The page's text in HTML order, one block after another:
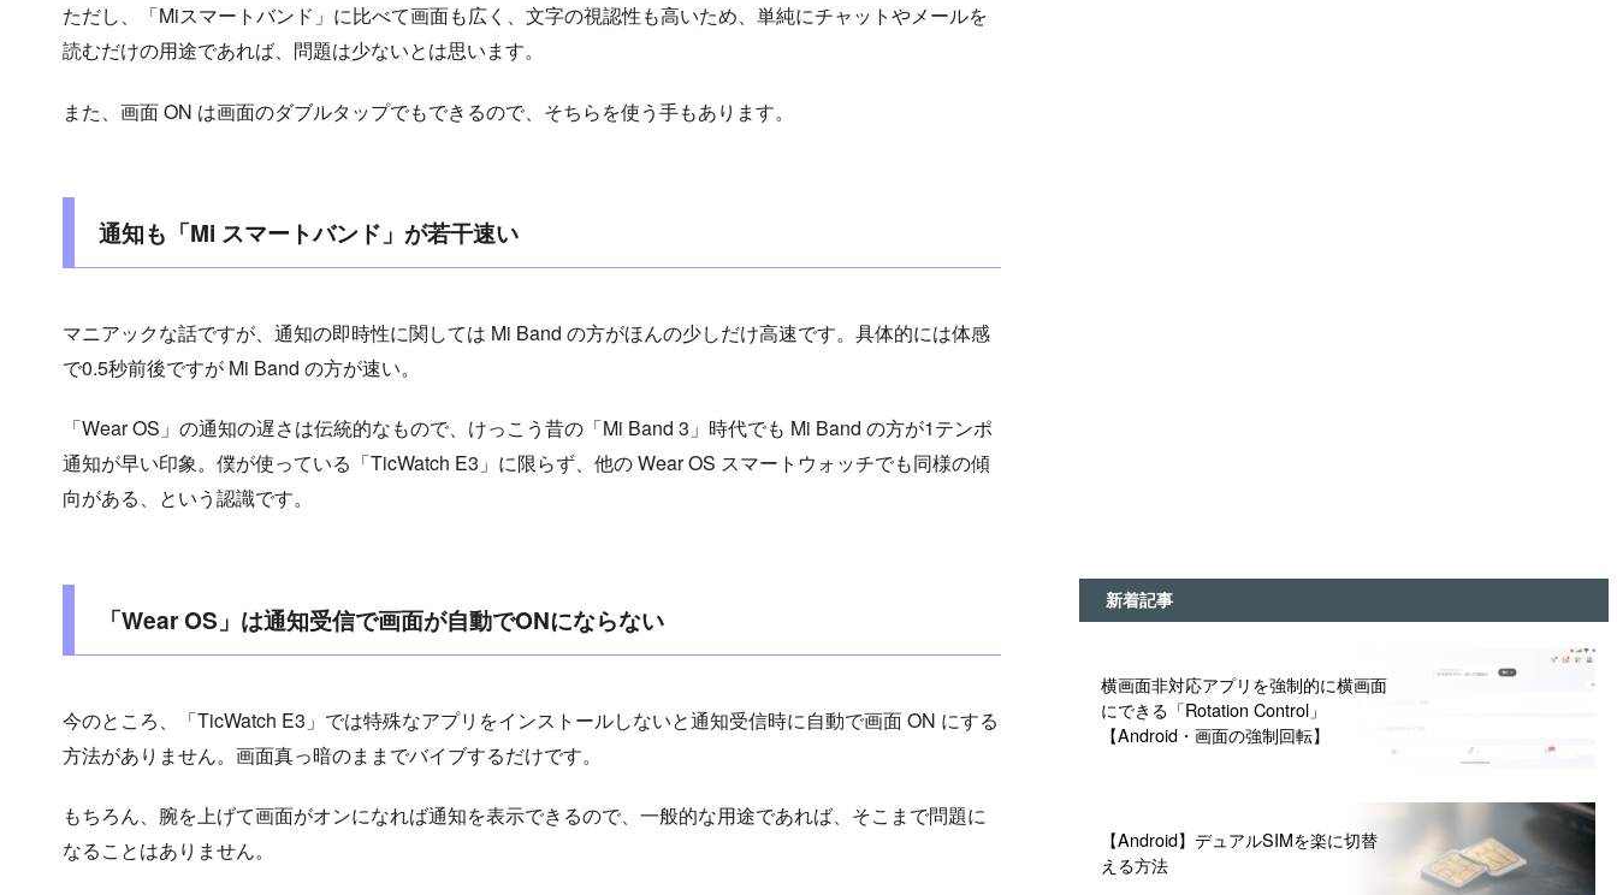
ただし、「Miスマートバンド」に比べて画面も広く、文字の視認性も高いため、単純にチャットやメールを
読むだけの用途であれば、問題は少ないとは思います。
また、画面 ON は画面のダブルタップでもできるので、そちらを使う手もあります。
通知も「Mi スマートバンド」が若干速い
マニアックな話ですが、通知の即時性に関しては Mi Band の方がほんの少しだけ高速です。具体的には体感
で0.5秒前後ですが Mi Band の方が速い。
「Wear OS」の通知の遅さは伝統的なもので、けっこう昔の「Mi Band 3」時代でも Mi Band の方が1テンポ
通知が早い印象。僕が使っている「TicWatch E3」に限らず、他の Wear OS スマートウォッチでも同様の傾
向がある、という認識です。
「Wear OS」は通知受信で画面が自動でONにならない
今のところ、「TicWatch E3」では特殊なアプリをインストールしないと通知受信時に自動で画面 ON にする
方法がありません。画面真っ暗のままでバイブするだけです。
もちろん、腕を上げて画面がオンになれば通知を表示できるので、一般的な用途であれば、そこまで問題に
なることはありません。
新着記事
横画面非対応アプリを強制的に横画面
にできる「Rotation Control」
【Android・画面の強制回転】
【Android】デュアルSIMを楽に切替
える方法